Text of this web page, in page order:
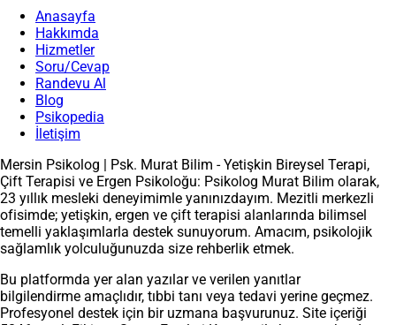
Anasayfa
Hakkımda
Hizmetler
Soru/Cevap
Randevu Al
Blog
Psikopedia
İletişim
Mersin Psikolog | Psk. Murat Bilim - Yetişkin Bireysel Terapi,
Çift Terapisi ve Ergen Psikoloğu: Psikolog Murat Bilim olarak,
23 yıllık mesleki deneyimimle yanınızdayım. Mezitli merkezli
ofisimde; yetişkin, ergen ve çift terapisi alanlarında bilimsel
temelli yaklaşımlarla destek sunuyorum. Amacım, psikolojik
sağlamlık yolculuğunuzda size rehberlik etmek.
Bu platformda yer alan yazılar ve verilen yanıtlar
bilgilendirme amaçlıdır, tıbbi tanı veya tedavi yerine geçmez.
Profesyonel destek için bir uzmana başvurunuz. Site içeriği